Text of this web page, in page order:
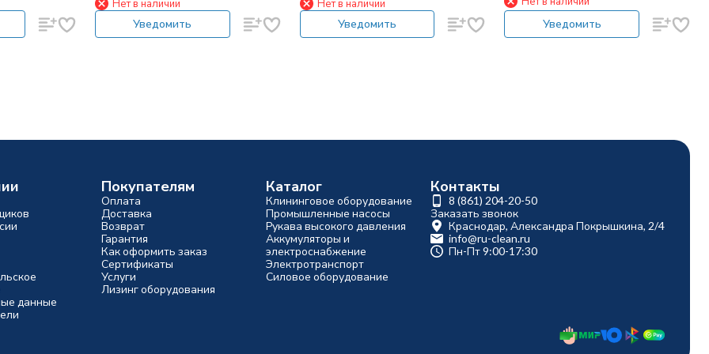
FabbriНет в наличии
Уведомить
Нет в наличии
Уведомить Уведомить
данные
Покупателям
Оплата
Доставка
Возврат
Гарантия
Как оформить заказ
Сертификаты
Услуги
Лизинг оборудования
Каталог
Клининговое оборудование
Промышленные насосы
Рукава высокого давления
Аккумуляторы и
электроснабжение
Электротранспорт
Силовое оборудование
Контакты
8 (861) 204-20-50
Заказать звонок
Краснодар, Александра Покрышкина, 2/4
info@ru-clean.ru
Пн-Пт 9:00-17:30